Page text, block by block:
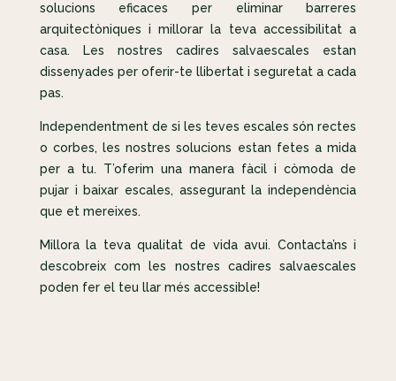
solucions eficaces per eliminar barreres
arquitectòniques i millorar la teva accessibilitat a
casa. Les nostres cadires salvaescales estan
dissenyades per oferir-te llibertat i seguretat a cada
pas.
Independentment de si les teves escales són rectes
o corbes, les nostres solucions estan fetes a mida
per a tu. T’oferim una manera fàcil i còmoda de
pujar i baixar escales, assegurant la independència
que et mereixes.
Millora la teva qualitat de vida avui. Contacta’ns i
descobreix com les nostres cadires salvaescales
poden fer el teu llar més accessible!